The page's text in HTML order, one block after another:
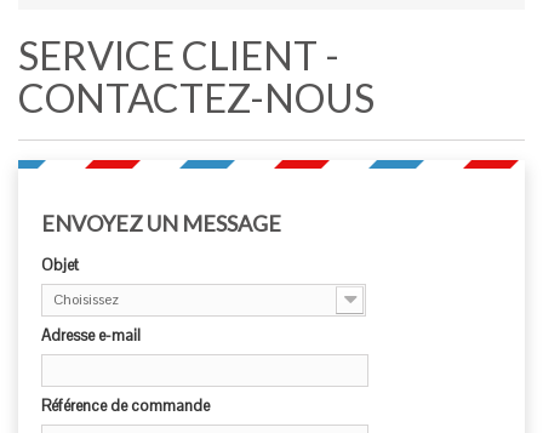
SERVICE CLIENT -
CONTACTEZ-NOUS
ENVOYEZ UN MESSAGE
Objet
Choisissez
Adresse e-mail
Référence de commande